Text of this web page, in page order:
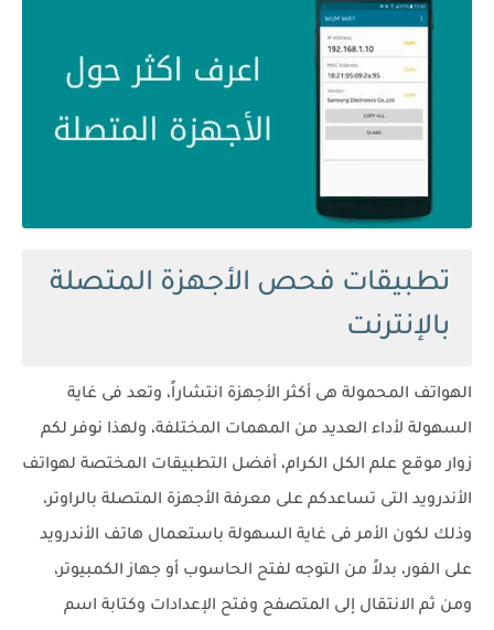
تطبيقات فحص الأجهزة المتصلة
بالإنترنت
الهواتف المحمولة هى أكثر الأجهزة انتشاراً، وتعد فى غاية
السهولة لأداء العديد من المهمات المختلفة، ولهذا نوفر لكم
زوار موقع علم الكل الكرام، أفضل التطبيقات المختصة لهواتف
الأندرويد التى تساعدكم على معرفة الأجهزة المتصلة بالراوتر،
وذلك لكون الأمر فى غاية السهولة باستعمال هاتف الأندرويد
على الفور، بدلاً من التوجه لفتح الحاسوب أو جهاز الكمبيوتر،
ومن ثم الانتقال إلى المتصفح وفتح الإعدادات وكتابة اسم